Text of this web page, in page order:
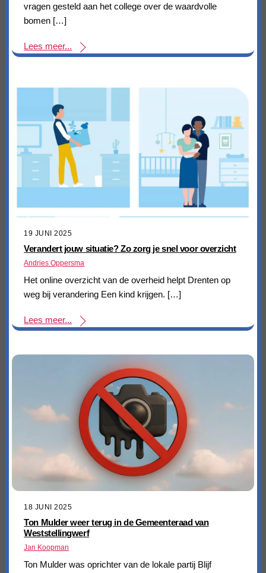
vragen gesteld aan het college over de waardvolle
bomen […]
Lees meer...
19 JUNI 2025
Verandert jouw situatie? Zo zorg je snel voor overzicht
Andries Oppersma
Het online overzicht van de overheid helpt Drenten op
weg bij verandering Een kind krijgen. […]
Lees meer...
18 JUNI 2025
Ton Mulder weer terug in de Gemeenteraad van
Weststellingwerf
Jan Koopman
Ton Mulder was oprichter van de lokale partij Blijf